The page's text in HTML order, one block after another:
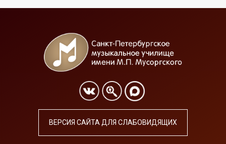
ВЕРСИЯ САЙТА ДЛЯ СЛАБОВИДЯЩИХ